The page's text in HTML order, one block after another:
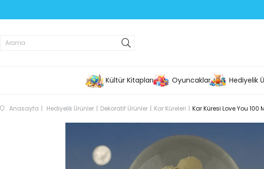
Kültür Kitapları Oyuncaklar Hediyelik
Anasayfa Hediyelik Ürünler Dekoratif Ürünler Kar Küreleri Kar Küresi Love You 100